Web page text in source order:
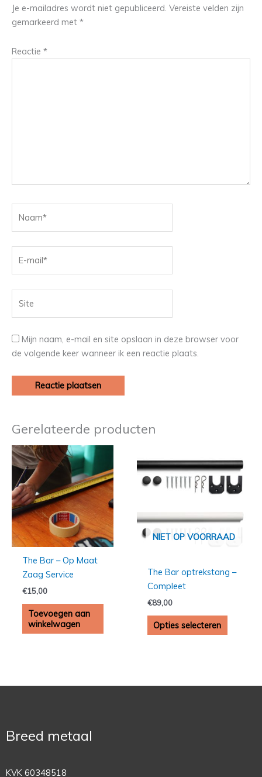
Je e-mailadres wordt niet gepubliceerd. Vereiste velden zijn
gemarkeerd met *
Reactie *
mail*
Mijn naam, e-mail en site opslaan in deze browser voor
de volgende keer wanneer ik een reactie plaats.
Gerelateerde producten
The Bar – Op Maat
Zaag Service
€15,00
Toevoegen aan
winkelwagen
NIET OP VOORRAAD
The Bar optrekstang –
Compleet
€89,00
Opties selecteren
product
heeft
Deze
optie
worden
Breed metaal
KVK 60348518